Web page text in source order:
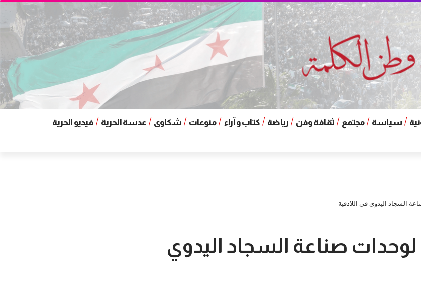
سياسة مجتمع ثقافة وفن رياضة كتاب و آراء منوعات شكاوى عدسة الحرية
فيديو الحرية
لوحدات صناعة السجاد اليدوي